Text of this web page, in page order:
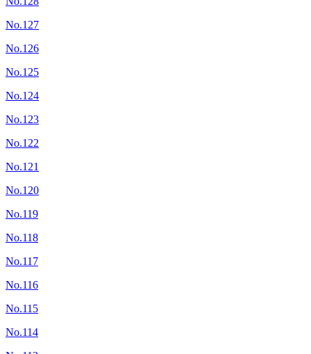
No.127
No.126
No.125
No.124
No.123
No.122
No.121
No.120
No.119
No.118
No.117
No.116
No.115
No.114